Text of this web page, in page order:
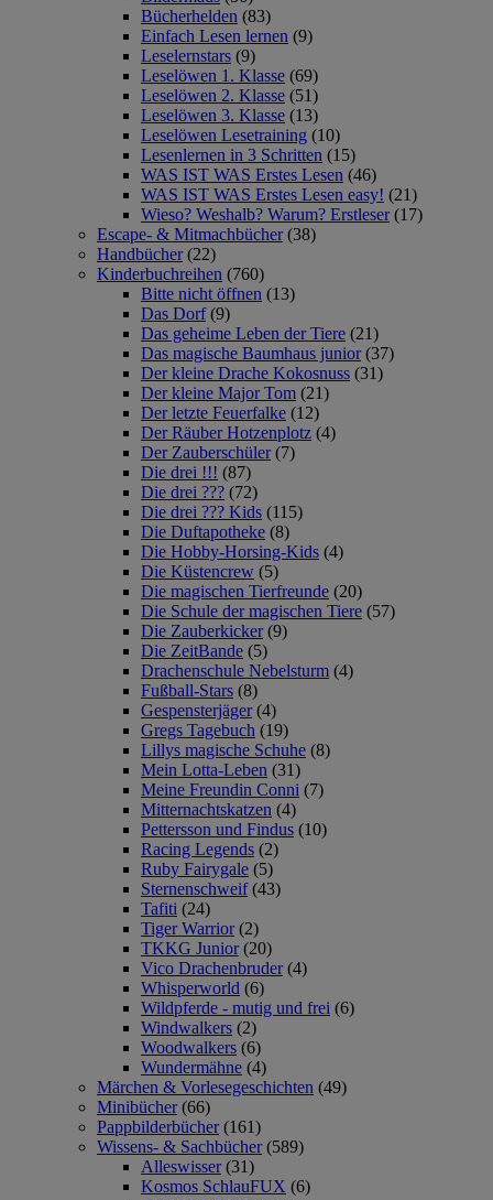
Bücherhelden (83)
Einfach Lesen lernen (9)
Leselernstars (9)
Leselöwen 1. Klasse (69)
Leselöwen 2. Klasse (51)
Leselöwen 3. Klasse (13)
Leselöwen Lesetraining (10)
Lesenlernen in 3 Schritten (15)
WAS IST WAS Erstes Lesen (46)
WAS IST WAS Erstes Lesen easy! (21)
Wieso? Weshalb? Warum? Erstleser (17)
Escape- & Mitmachbücher (38)
Handbücher (22)
Kinderbuchreihen (760)
Bitte nicht öffnen (13)
Das Dorf (9)
Das geheime Leben der Tiere (21)
Das magische Baumhaus junior (37)
Der kleine Drache Kokosnuss (31)
Der kleine Major Tom (21)
Der letzte Feuerfalke (12)
Der Räuber Hotzenplotz (4)
Der Zauberschüler (7)
Die drei !!! (87)
Die drei ??? (72)
Die drei ??? Kids (115)
Die Duftapotheke (8)
Die Hobby-Horsing-Kids (4)
Die Küstencrew (5)
Die magischen Tierfreunde (20)
Die Schule der magischen Tiere (57)
Die Zauberkicker (9)
Die ZeitBande (5)
Drachenschule Nebelsturm (4)
Fußball-Stars (8)
Gespensterjäger (4)
Gregs Tagebuch (19)
Lillys magische Schuhe (8)
Mein Lotta-Leben (31)
Meine Freundin Conni (7)
Mitternachtskatzen (4)
Pettersson und Findus (10)
Racing Legends (2)
Ruby Fairygale (5)
Sternenschweif (43)
Tafiti (24)
Tiger Warrior (2)
TKKG Junior (20)
Vico Drachenbruder (4)
Whisperworld (6)
Wildpferde - mutig und frei (6)
Windwalkers (2)
Woodwalkers (6)
Wundermähne (4)
Märchen & Vorlesegeschichten (49)
Minibücher (66)
Pappbilderbücher (161)
Wissens- & Sachbücher (589)
Alleswisser (31)
Kosmos SchlauFUX (6)